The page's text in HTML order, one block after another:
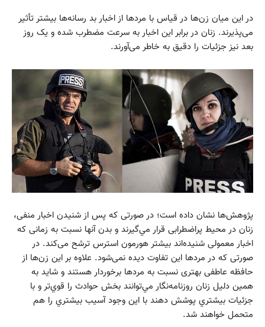
در اين ميان زن‌ها در قیاس با مردها از اخبار بد رسانه‌ها بیشتر تأثیر
می‌پذیرند. زنان در برابر این اخبار به سرعت مضطرب شده و یک روز
بعد نیز جزئیات را دقيق به خاطر می‌آورند.
پژوهش‌ها نشان داده است؛ در صورتی که پس از شنیدن اخبار منفی،
زنان در محیط پراضطرابی قرار مي‌گیرند و بدن آنها نسبت به زمانی که
اخبار معمولی شنیده‌اند بیشتر هورمون استرس ترشح می‌کند. در
صورتی که در مردها این تفاوت دیده نمی‌شود. علاوه بر اين زن‌ها از
حافظه عاطفی بهتری نسبت به مردها برخوردار هستند و شايد به
همين دليل زنان روزنامه‌نگار مي‌توانند بخش حوادث را قوي‌تر و با
جزئيات بيشتري پوشش دهند با اين وجود آسيب بيشتري را هم
متحمل خواهند شد.